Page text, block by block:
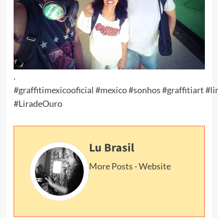
.
#graffitimexicooficial #mexico#sonhos#graffitiart#
#LiradeOuro
Lu Brasil
More Posts -Website